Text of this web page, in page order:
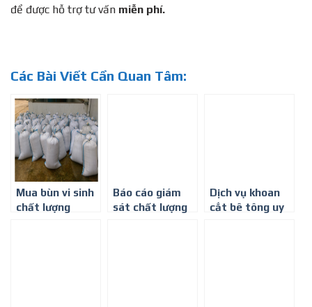
để được hỗ trợ tư vấn miễn phí.
Các Bài Viết Cần Quan Tâm:
Mua bùn vi sinh
chất lượng
Báo cáo giám
sát chất lượng
Dịch vụ khoan
cắt bê tông uy